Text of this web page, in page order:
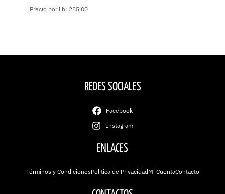
Precio por Lb: 285.00
ENLACES
Términos y CondicionesPolitica de PrivacidadMi CuentaContacto
REDES SOCIALES
Facebook
Instagram